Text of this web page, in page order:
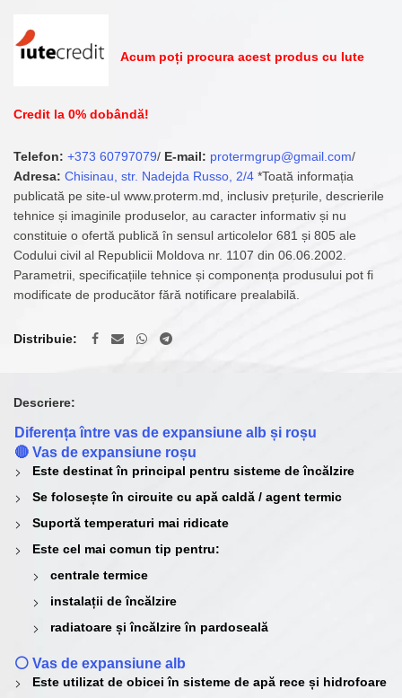
Acum poți procura acest produs cu Iute
Credit la 0% dobândă!
Telefon: +373 60797079/ E-mail: protermgrup@gmail.com/
Adresa: Chisinau, str. Nadejda Russo, 2/4 *Toată informația
publicată pe site-ul www.proterm.md, inclusiv prețurile, descrierile
tehnice și imaginile produselor, au caracter informativ și nu
constituie o ofertă publică în sensul articolelor 681 și 805 ale
Codului civil al Republicii Moldova nr. 1107 din 06.06.2002.
Parametrii, specificațiile tehnice și componența produsului pot fi
modificate de producător fără notificare prealabilă.
Distribuie
Descriere:
Diferența între vas de expansiune alb și roșu
🔴 Vas de expansiune roșu
Este destinat în principal pentru sisteme de încălzire
Se folosește în circuite cu apă caldă / agent termic
Suportă temperaturi mai ridicate
Este cel mai comun tip pentru:
centrale termice
instalații de încălzire
radiatoare și încălzire în pardoseală
⚪ Vas de expansiune alb
Este utilizat de obicei în sisteme de apă rece și hidrofoare